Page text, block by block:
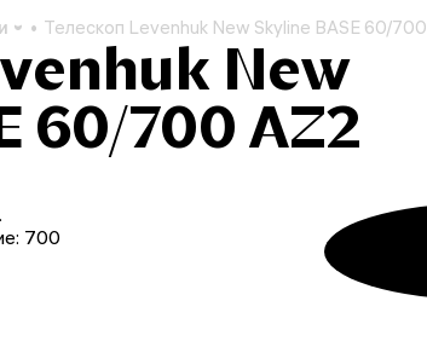
Телескоп Levenhuk New Skyline BASE 60/
New
60/700 AZ2
700